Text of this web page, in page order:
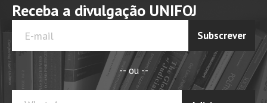
Receba a divulgação UNIFOJ
Subscrever
-- ou --